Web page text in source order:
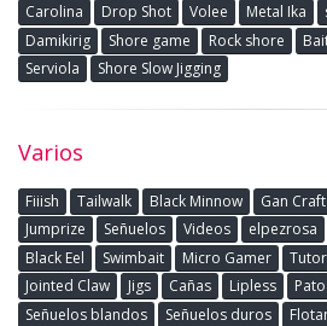
Carolina
Drop Shot Volee Metal Ika
Damikirig
Shore game Rock shore
Serviola
Shore Slow Jigging
Varios
Fiiish Tailwalk Black Minnow Gan Craft
Jumprize
Señuelos Videos elpezrosa
Black Eel
Swimbait Micro Gamer
Jointed Claw
Jigs Cañas Lipless Pato
Señuelos blandos
Señuelos duros